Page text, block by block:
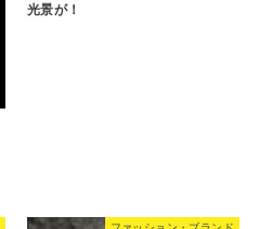
光景が！